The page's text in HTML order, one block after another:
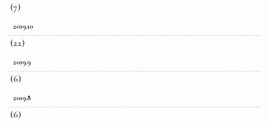
(7)
2019.10
(22)
2019.9
(6)
2019.8
(6)